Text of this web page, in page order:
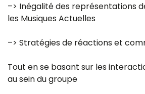
–> Inégalité des représentations
les Musiques Actuelles
–> Stratégies de réactions et
Tout en se basant sur les
au sein du groupe